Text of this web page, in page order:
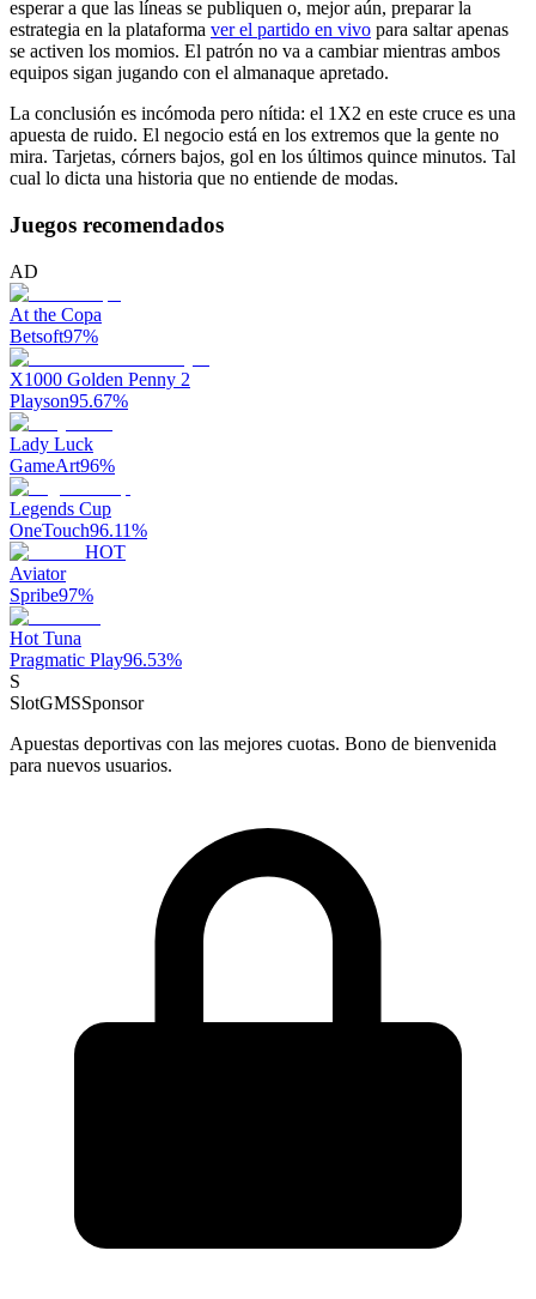
esperar a que las líneas se publiquen o, mejor aún, preparar la
estrategia en la plataforma ver el partido en vivo para saltar apenas
se activen los momios. El patrón no va a cambiar mientras ambos
equipos sigan jugando con el almanaque apretado.
La conclusión es incómoda pero nítida: el 1X2 en este cruce es una
apuesta de ruido. El negocio está en los extremos que la gente no
mira. Tarjetas, córners bajos, gol en los últimos quince minutos. Tal
cual lo dicta una historia que no entiende de modas.
Juegos recomendados
AD
At the Copa
Betsoft97%
X1000 Golden Penny 2
Playson95.67%
Lady Luck
GameArt96%
Legends Cup
OneTouch96.11%
HOT
Aviator
Spribe97%
Hot Tuna
Pragmatic Play96.53%
S
SlotGMSSponsor
Apuestas deportivas con las mejores cuotas. Bono de bienvenida
para nuevos usuarios.